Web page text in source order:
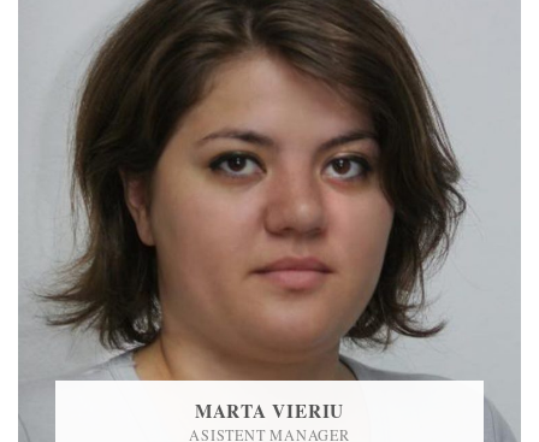
MARTA VIERIU
ASISTENT MANAGER